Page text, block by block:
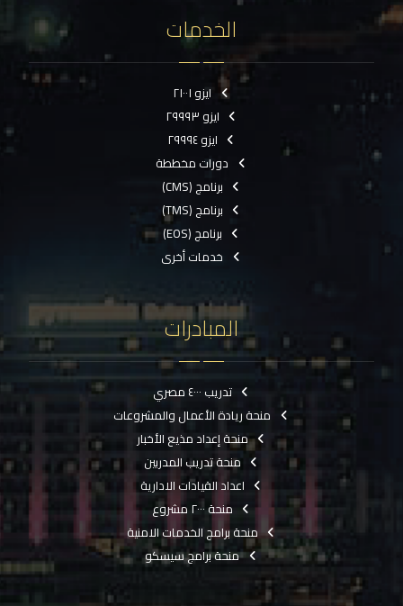
الخدمات
ايزو ٢١٠٠١
ايزو ٢٩٩٩٣
ايزو ٢٩٩٩٤
دورات مخططة
برنامج (CMS)
برنامج (TMS)
برنامج (EOS)
خدمات أخرى
المبادرات
تدريب ٤٠٠٠ مصري
منحة ريادة الأعمال والمشروعات
منحة إعداد مذيع الأخبار
منحة تدريب المدربين
اعداد القيادات الادارية
منحة ٢٠٠٠ مشروع
منحة برامج الخدمات الامنية
منحة برامج سيسكو